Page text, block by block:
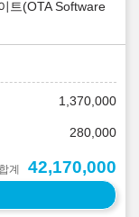
트(OTA Software
1,370,000
280,000
합계 42,170,000